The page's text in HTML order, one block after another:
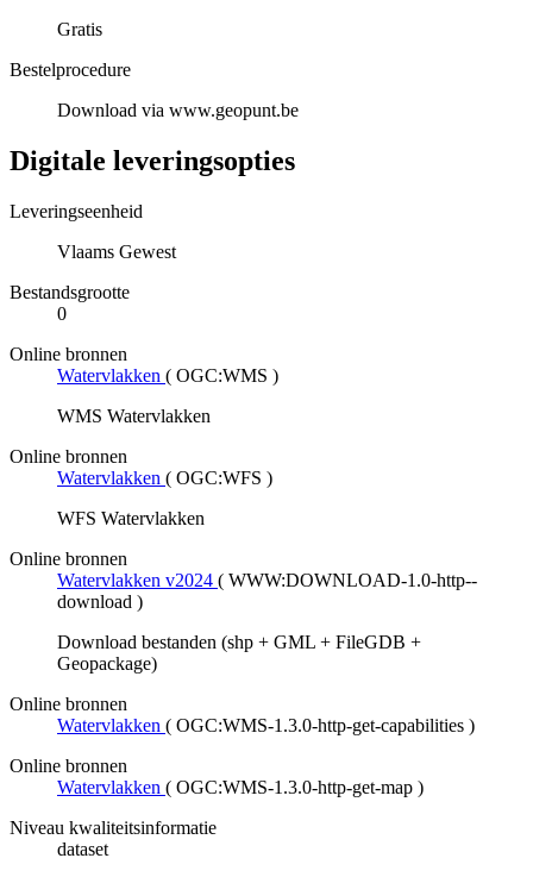
Gratis
Bestelprocedure
Download via www.geopunt.be
Digitale leveringsopties
Leveringseenheid
Vlaams Gewest
Bestandsgrootte
0
Online bronnen
Watervlakken ( OGC:WMS )
WMS Watervlakken
Online bronnen
Watervlakken ( OGC:WFS )
WFS Watervlakken
Online bronnen
Watervlakken v2024 ( WWW:DOWNLOAD-1.0-http--
download )
Download bestanden (shp + GML + FileGDB +
Geopackage)
Online bronnen
Watervlakken ( OGC:WMS-1.3.0-http-get-capabilities )
Online bronnen
Watervlakken ( OGC:WMS-1.3.0-http-get-map )
Niveau kwaliteitsinformatie
dataset